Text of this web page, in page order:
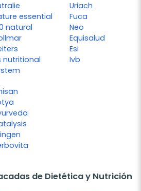
essential
natural
nutritional
Uriach
Fuca
Neo
Equisalud
Esi
Ivb
de Dietética y Nutrición